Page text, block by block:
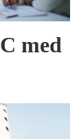
med